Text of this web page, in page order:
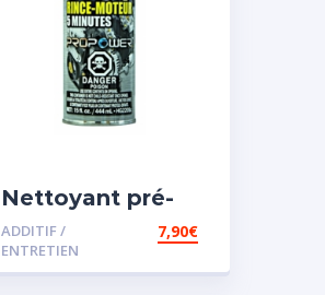
Nettoyant pré-
vidange
ADDITIF /
ENTRETIEN
7,90€